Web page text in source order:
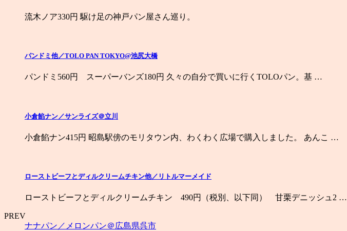
流木ノア330円 駆け足の神戸パン屋さん巡り。
パンドミ他／TOLO PAN TOKYO@池尻大橋
パンドミ560円 スーパーバンズ180円 久々の自分で買いに行くTOLOパン。基 …
小倉餡ナン／サンライズ＠立川
小倉餡ナン415円 昭島駅傍のモリタウン内、わくわく広場で購入しました。 あんこ …
ローストビーフとディルクリームチキン他／リトルマーメイド
ローストビーフとディルクリームチキン 490円（税別、以下同） 甘栗デニッシュ2 …
PREV
ナナパン／メロンパン＠広島県呉市